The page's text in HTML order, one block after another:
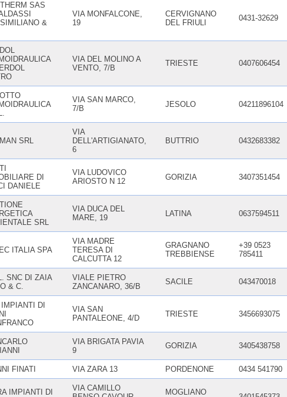
SAS
&
VIA MONFALCONE,
19
CERVIGNANO
DEL FRIULI
0431-32629
VIA DEL MOLINO A
VENTO, 7/B
TRIESTE 0407606454
VIA SAN MARCO,
7/B
JESOLO 04211896104
SRL
VIA
DELL'ARTIGIANATO,
6
BUTTRIO 0432683382
DI
DANIELE
VIA LUDOVICO
ARIOSTO N 12
GORIZIA 3407351454
SRL
VIA DUCA DEL
MARE, 19
LATINA 0637594511
ITALIA SPA
VIA MADRE
TERESA DI
CALCUTTA 12
GRAGNANO
TREBBIENSE
+39 0523
785411
SNC DI ZAIA
& C.
VIALE PIETRO
ZANCANARO, 36/B
SACILE 043470018
DI
VIA SAN
PANTALEONE, 4/D
TRIESTE 3456693075
VIA BRIGATA PAVIA
9
GORIZIA 3405438758
FINATI VIA ZARA 13 PORDENONE 0434 541790
IMPIANTI DI
VIA CAMILLO
MOGLIANO